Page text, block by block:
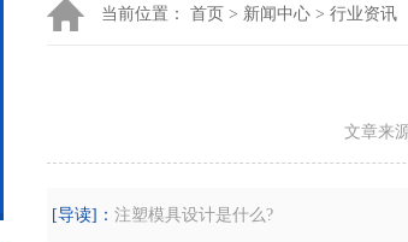
当前位置： 首页 > 新闻中心 > 行业资讯
文章来
[导读]： 注塑模具设计是什么?